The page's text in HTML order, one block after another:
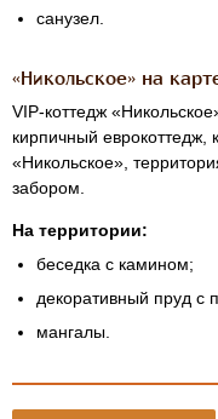
санузел.
«Никольское» на
VIP-коттедж
кирпичный еврокоттедж,
«Никольское»,
забором.
На территории:
беседка с камином;
декоративный пруд с
мангалы.